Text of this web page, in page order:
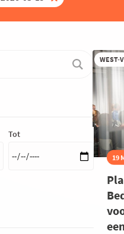
Tot
WEST-
19